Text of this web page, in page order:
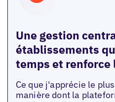
Une gestion
établissements
temps et
Ce que j'apprécie le
manière dont la